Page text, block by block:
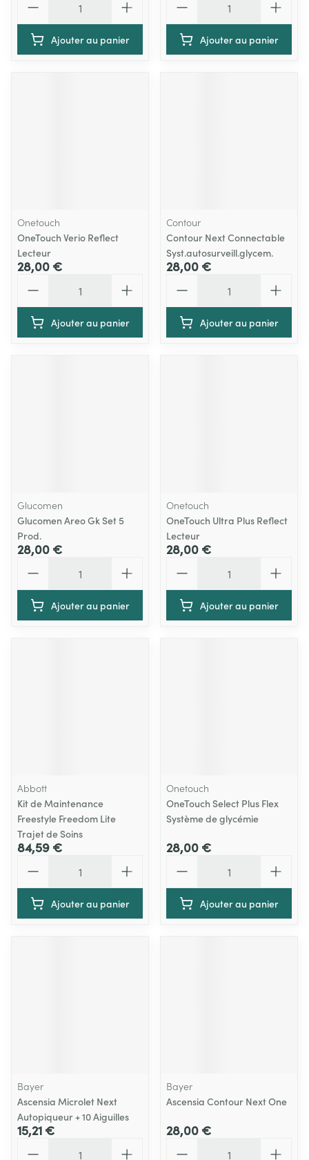
Ajouter au panier Ajouter au panier
Onetouch
OneTouch Verio Reflect
Lecteur
28,00 €
Ajouter au panier
Contour
Contour Next Connectable
Syst.autosurveill.glycem.
28,00 €
Ajouter au panier
Glucomen
Glucomen Areo Gk Set 5
Prod.
28,00 €
Ajouter au panier
Onetouch
OneTouch Ultra Plus Reflect
Lecteur
28,00 €
Ajouter au panier
Abbott
Kit de Maintenance
Freestyle Freedom Lite
Trajet de Soins
84,59 €
Ajouter au panier
Onetouch
OneTouch Select Plus Flex
Système de glycémie
28,00 €
Ajouter au panier
Bayer
Ascensia Microlet Next
Autopiqueur + 10 Aiguilles
15,21 €
Bayer
Ascensia Contour Next One
28,00 €